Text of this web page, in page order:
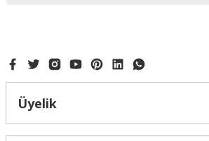
Üyelik